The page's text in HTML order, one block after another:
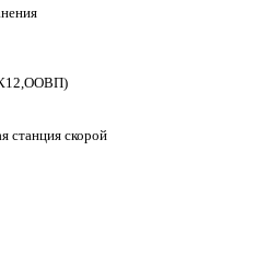
станция скорой